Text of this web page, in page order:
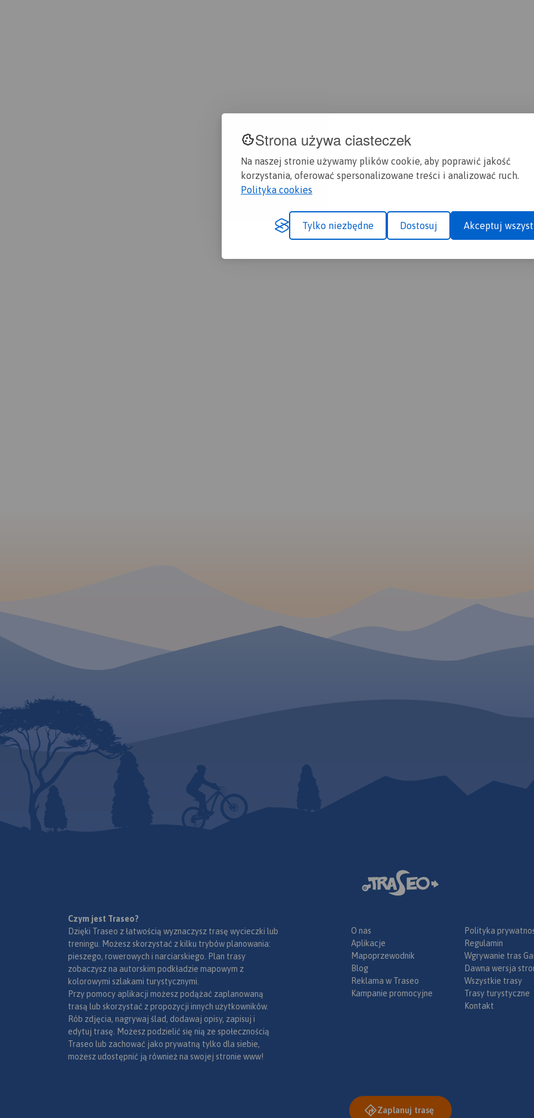
Strona używa ciasteczek
Na naszej stronie używamy plików cookie, aby poprawić jakość
korzystania, oferować spersonalizowane treści i analizować ruch.
Polityka cookies
Tylko niezbędne Dostosuj Akceptuj
Czym jest Traseo?
Dzięki Traseo z łatwością wyznaczysz trasę wycieczki lub
treningu. Możesz skorzystać z kilku trybów planowania:
pieszego, rowerowych i narciarskiego. Plan trasy
zobaczysz na autorskim podkładzie mapowym z
kolorowymi szlakami turystycznymi.
Przy pomocy aplikacji możesz podążać zaplanowaną
trasą lub skorzystać z propozycji innych użytkowników.
Rób zdjęcia, nagrywaj ślad, dodawaj opisy, zapisuj i
edytuj trasę. Możesz podzielić się nią ze społecznością
Traseo lub zachować jako prywatną tylko dla siebie,
możesz udostępnić ją również na swojej stronie www!
O nas
Aplikacje
Mapoprzewodnik
Blog
Reklama w Traseo
Kampanie promocyjne
Polityka
Regulamin
Wgrywanie tras
Dawna wersja
Wszystkie trasy
Trasy turystyczne
Kontakt
Zaplanuj trasę